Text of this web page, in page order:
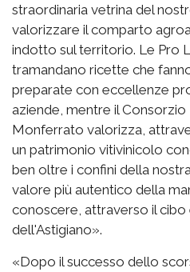
straordinaria vetrina del
valorizzare il comparto
indotto sul territorio. Le Pro
tramandano ricette che
preparate con eccellenze
aziende, mentre il Consorzio
Monferrato valorizza,
un patrimonio vitivinicolo
ben oltre i confini della
valore più autentico della
conoscere, attraverso il cibo
dell'Astigiano».
«Dopo il successo dello